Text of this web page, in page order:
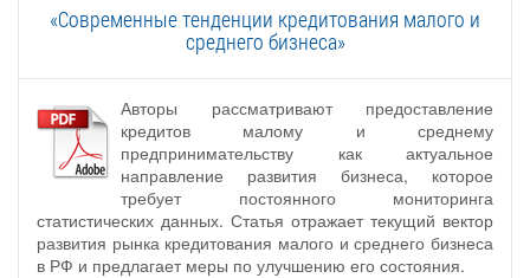
«Современные тенденции кредитования малого и
среднего бизнеса»
Авторы рассматривают предоставление
кредитов малому и среднему
предпринимательству как актуальное
направление развития бизнеса, которое
требует постоянного мониторинга
статистических данных. Статья отражает текущий вектор
развития рынка кредитования малого и среднего бизнеса
в РФ и предлагает меры по улучшению его состояния.